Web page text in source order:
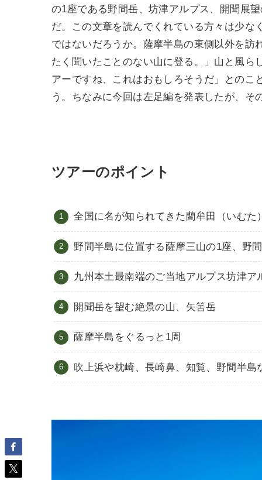
の1座である野間岳、坊津アルプス、開聞展
だ。この文章を読んでくれている方々は少な
ではないだろうか。薩摩半島の東側以外を
たく聞いたことのない山に登る。」山と風
アーですね、これはおもしろそうだ」との
う。ちなみに今回は左足編を発表したが、
ツアーのポイント
全国に名が知られてきた藺牟田（いむた
野間半島に位置する薩摩三山の1座、野
九州本土最南端のご当地アルプス坊津ア
開聞岳を望む絶景の山、矢筈岳
薩摩半島をぐるっと1周
吹上浜や枕崎、長崎鼻、知覧、野間半